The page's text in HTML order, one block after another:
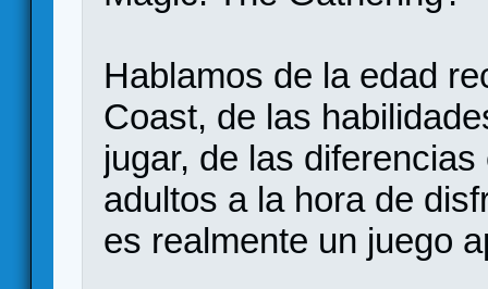
Hablamos de la edad
Coast, de las
jugar, de las
adultos a la hora de
es realmente un juego